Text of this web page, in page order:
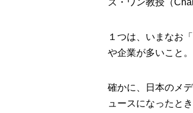
ズ・ワン教授（
１つは、いまなお
や企業が多いこと。
確かに、日本のメ
ュースになったと